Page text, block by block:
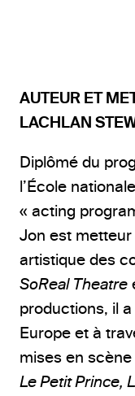
AUTEUR ET
LACHLAN
Diplômé du
l’École
« acting
Jon est
artistique des
SoReal Theatre
productions, il
Europe et à
mises en
Le Petit Prince,